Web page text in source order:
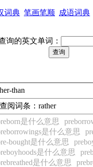
词典 笔画笔顺 成语词典
询的英文单词：
than
阅词条：rather
是什么意思
是什么意思
bought是什么意思
是什么意思
是什么意思